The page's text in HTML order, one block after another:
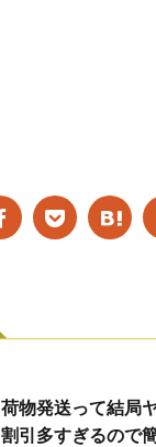
荷物発送って結局
割引多すぎるので